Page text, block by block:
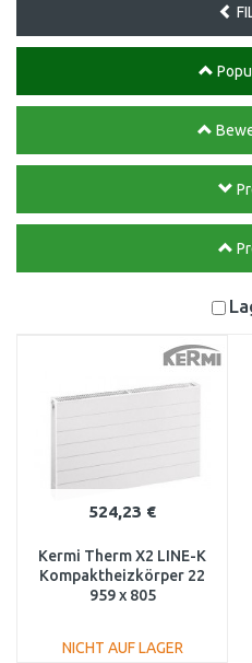
524,23 €
Kermi Therm X2 LINE-K
Kompaktheizkörper 22
959 x 805
NICHT AUF LAGER